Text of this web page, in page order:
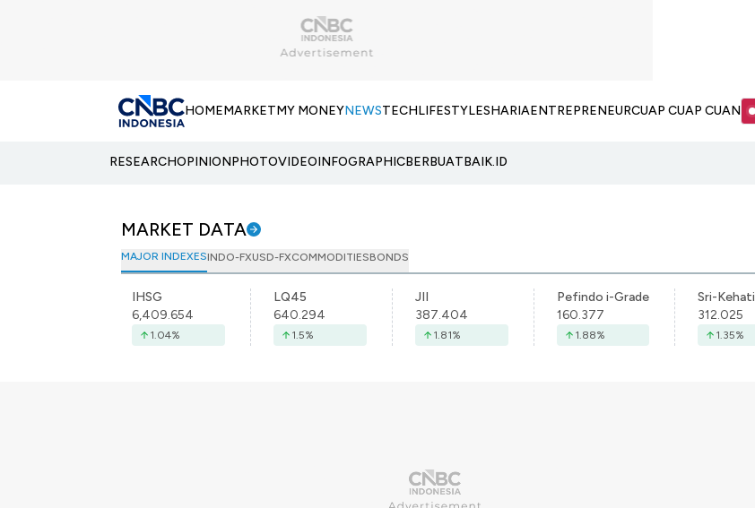
HOMEMARKETMY MONEYNEWSTECHLIFESTYLESHARIAENTREPRENEURCUAP CUAP CUAN
RESEARCHOPINIONPHOTOVIDEOINFOGRAPHICBERBUATBAIK.ID
MARKET DATA
MAJOR INDEXESINDO-FXUSD-FXCOMMODITIESBONDS
IHSG
6,409.654
1.04%
LQ45
640.294
1.5%
JII
387.404
1.81%
Pefindo i-Grade
160.377
1.88%
Sri-Kehati
312.025
1.35%